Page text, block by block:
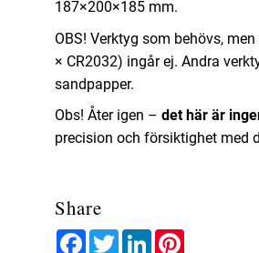
187×200×185 mm.
OBS! Verktyg som behövs,
× CR2032) ingår ej. Andra
sandpapper.
Obs! Åter igen – det här är
precision och försiktighet med
Share
FacebookTwitterLinkedIn